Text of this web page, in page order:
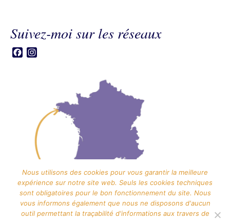
plusieurs
être
choisies
page
produit
Suivez-moi sur les réseaux
Facebook
Nous utilisons des cookies pour vous garantir la meilleure
expérience sur notre site web. Seuls les cookies techniques
sont obligatoires pour le bon fonctionnement du site. Nous
vous informons également que nous ne disposons d'aucun
outil permettant la traçabilité d'informations aux travers de